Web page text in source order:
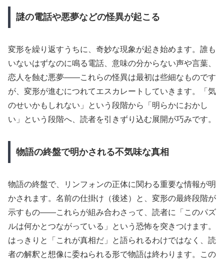
謎の電話や悪夢などの怪異が起こる
変形を繰り返すうちに、奇妙な現象が起き始めます。誰も
いないはずなのに鳴る電話、意味の分からない声や言葉、
恋人を蝕む悪夢——これらの怪異は最初は些細なものです
が、変形が進むにつれてエスカレートしていきます。「気
のせいかもしれない」という段階から「明らかにおかし
い」という段階へ、読者を引きずり込む展開が巧みです。
物語の終盤で明かされる不気味な真相
物語の終盤で、リンフォンの正体に関わる重要な情報が明
かされます。名前の仕掛け（後述）と、変形の最終段階が
示すもの——これらが組み合わさって、読者に「このパズ
ルは何かとつながっている」という恐怖を突きつけます。
はっきりと「これが真相だ」と語られるわけではなく、読
者の解釈と想像に委ねられる形で物語は終わります。この